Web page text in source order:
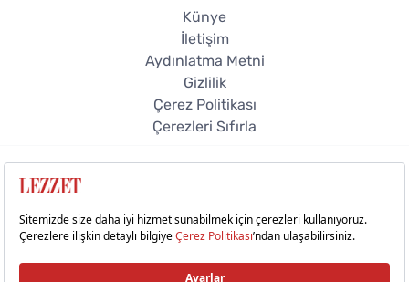
Künye
İletişim
Aydınlatma Metni
Gizlilik
Çerez Politikası
Çerezleri Sıfırla
© 2026 Lezzet Online. Tüm hakları saklıdır.